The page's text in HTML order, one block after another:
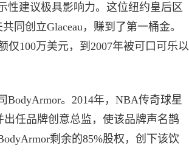
性建议极具影响力。这位纽约皇后区
同创立Glaceau，赚到了第一桶金。
仅100万美元，到2007年被可口可乐以
BodyArmor。2014年，NBA传奇球星
出任品牌创意总监，使该品牌声名鹊
剩余的85%股权，创下该饮